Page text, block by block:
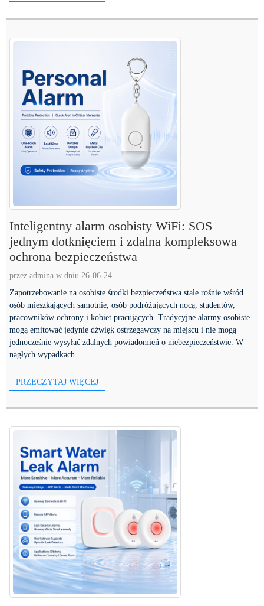
Inteligentny alarm osobisty WiFi: SOS
jednym dotknięciem i zdalna kompleksowa
ochrona bezpieczeństwa
przez admina w dniu 26-06-24
Zapotrzebowanie na osobiste środki bezpieczeństwa stale rośnie wśród
osób mieszkających samotnie, osób podróżujących nocą, studentów,
pracowników ochrony i kobiet pracujących. Tradycyjne alarmy osobiste
mogą emitować jedynie dźwięk ostrzegawczy na miejscu i nie mogą
jednocześnie wysyłać zdalnych powiadomień o niebezpieczeństwie. W
nagłych wypadkach...
PRZECZYTAJ WIĘCEJ